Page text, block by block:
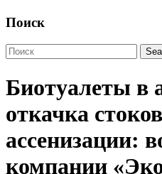
Поиск
Биотуалеты в
откачка
ассенизации:
компании